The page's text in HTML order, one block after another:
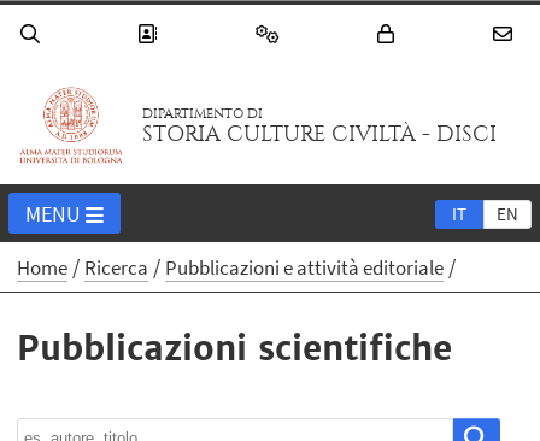
DIPARTIMENTO DI
STORIA CULTURE CIVILTÀ - DISCI
IT EN
MENU
Home Ricerca Pubblicazioni e attività editoriale
Pubblicazioni scientifiche